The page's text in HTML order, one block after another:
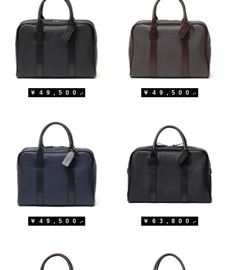
￥ 4 9 , 5 0 0 .- ￥ 4 9 , 5 0 0 .-
￥ 4 9 , 5 0 0 .- ￥ 6 3 , 8 0 0 .-